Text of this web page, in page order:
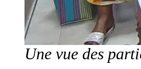
Une vue des